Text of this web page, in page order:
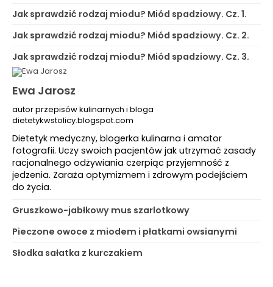
Jak sprawdzić rodzaj miodu? Miód spadziowy. Cz. 1.
Jak sprawdzić rodzaj miodu? Miód spadziowy. Cz. 2.
Jak sprawdzić rodzaj miodu? Miód spadziowy. Cz. 3.
Ewa Jarosz
autor przepisów kulinarnych i bloga
dietetykwstolicy.blogspot.com
Dietetyk medyczny, blogerka kulinarna i amator
fotografii. Uczy swoich pacjentów jak utrzymać zasady
racjonalnego odżywiania czerpiąc przyjemność z
jedzenia. Zaraża optymizmem i zdrowym podejściem
do życia.
Gruszkowo-jabłkowy mus szarlotkowy
Pieczone owoce z miodem i płatkami owsianymi
Słodka sałatka z kurczakiem